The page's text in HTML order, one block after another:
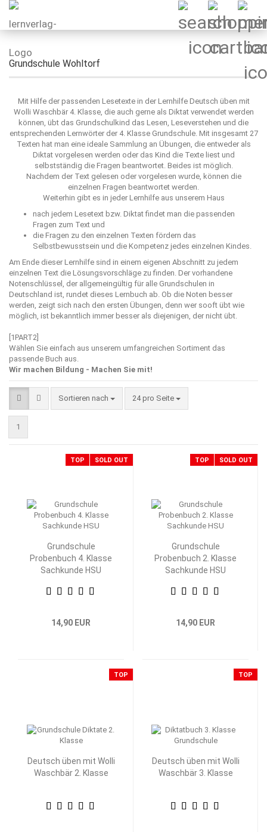
Grundschule Wohltorf
Mit Hilfe der passenden Lesetexte in der Lernhilfe Deutsch üben mit
Wolli Waschbär 4. Klasse, die auch gerne als Diktat verwendet werden
können, übt das Grundschulkind das Lesen, Leseverstehen und die
entsprechenden Lernwörter der 4. Klasse Grundschule. Mit insgesamt 27
Texten hat man eine ideale Sammlung an Übungen, die entweder als
Diktat vorgelesen werden oder das Kind die Texte liest und
selbstständig die Fragen beantwortet. Beides ist möglich.
Nachdem der Text gelesen oder vorgelesen wurde, können die
einzelnen Fragen beantwortet werden.
Weiterhin gibt es in jeder Lernhilfe aus unserem Haus
nach jedem Lesetext bzw. Diktat findet man die passenden
Fragen zum Text und
die Fragen zu den einzelnen Texten fördern das
Selbstbewusstsein und die Kompetenz jedes einzelnen Kindes.
Am Ende dieser Lernhilfe sind in einem eigenen Abschnitt zu jedem
einzelnen Text die Lösungsvorschläge zu finden. Der vorhandene
Notenschlüssel, der allgemeingültig für alle Grundschulen in
Deutschland ist, rundet dieses Lernbuch ab. Ob die Noten besser
werden, zeigt sich nach den ersten Übungen, denn wer sooft übt wie
möglich, ist bekanntlich immer besser als diejenigen, der nicht übt.
[1PART2]
Wählen Sie einfach aus unserem umfangreichen Sortiment das
passende Buch aus.
Wir machen Bildung - Machen Sie mit!
Sortieren nach
Sortieren nach 24 pro Seite
pro Seite
1
TOP SOLD OUT
Grundschule
Probenbuch 4. Klasse
Sachkunde HSU
14,90 EUR
TOP SOLD OUT
Grundschule
Probenbuch 2. Klasse
Sachkunde HSU
14,90 EUR
TOP
Deutsch üben mit Wolli
Waschbär 2. Klasse
TOP
Deutsch üben mit Wolli
Waschbär 3. Klasse